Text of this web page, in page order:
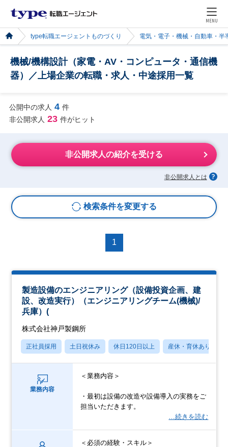
MENU
type転職エージェントものづくり 電気・電子・機械・自動車・半
機械/機構設計（家電・AV・コンピュータ・通信機
器）／上場企業の転職・求人・中途採用一覧
公開中の求人 4 件
非公開求人 23 件がヒット
非公開求人の紹介を受ける
非公開求人とは
検索条件を変更する
1
製造設備のエンジニアリング（設備投資企画、建
設、改造実行）（エンジニアリングチーム(機械)/
兵庫）(
株式会社神戸製鋼所
正社員採用 土日祝休み 休日120日以上 産休・育休あり
業務内容
＜業務内容＞
・最初は設備の改造や設備導入の実務をご
担当いただきます。
…続きを読む
＜必須の経験・スキル＞